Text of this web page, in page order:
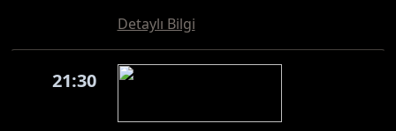
Detaylı Bilgi
21:30